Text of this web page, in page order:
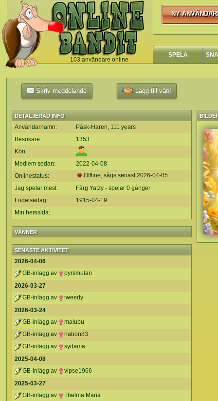
103 användare online
`
NY
NY
SPELA
Skriv meddelande Lägg till vän!
DETALJERAD INFO
Användarnamn:
Påsk-Haren, 111 years
Besökare:
1353
Kön:
Medlem sedan:
2022-04-08
Onlinestatus:
Offline, sågs senast2026-04-05
Jag spelar mest:
Färg Yatzy - spelar 0 gånger
Födelsedag:
1915-04-19
Min hemsida:
VÄNNER
SENASTE AKTIVITET
2026-04-06
GB-inlägg av
pyrsmulan
2026-03-27
GB-inlägg av
tweedy
2026-03-24
GB-inlägg av
malubu
GB-inlägg av
nabon83
GB-inlägg av
sydama
2025-04-08
GB-inlägg av
vipse1966
2025-03-27
GB-inlägg av
Thelma Maria